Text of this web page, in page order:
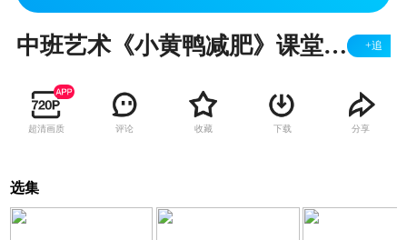
中班艺术《小黄鸭减肥》课堂实录 +追
超清画质 评论 收藏 下载 分享
选集